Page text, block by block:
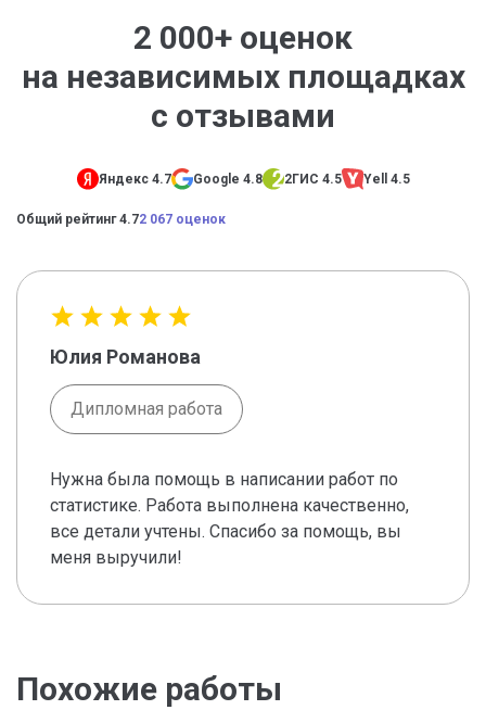
2 000+ оценок
на независимых площадках
с отзывами
Яндекс 4.7 Google 4.8 2ГИС 4.5 Yell 4.5
Общий рейтинг 4.72 067 оценок
Юлия Романова
Дипломная работа
Нужна была помощь в написании работ по
статистике. Работа выполнена качественно,
все детали учтены. Спасибо за помощь, вы
меня выручили!
Похожие работы